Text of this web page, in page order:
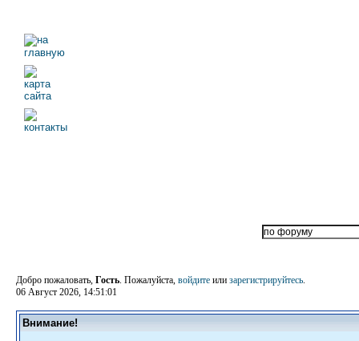
Добро пожаловать, Гость. Пожалуйста, войдите или зарегистрируйтесь.
06 Август 2026, 14:51:01
Внимание!